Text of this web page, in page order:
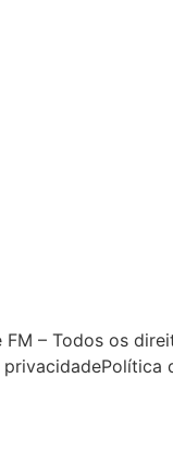
– Todos os
Política